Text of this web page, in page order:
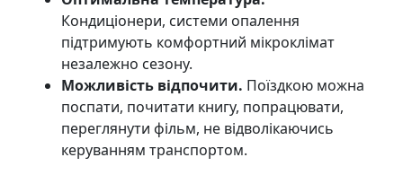
Кондиціонери, системи опалення
підтримують комфортний мікроклімат
незалежно сезону.
Можливість відпочити. Поїздкою можна
поспати, почитати книгу, попрацювати,
переглянути фільм, не відволікаючись
керуванням транспортом.